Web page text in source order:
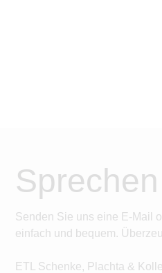
Senden Sie uns eine E-Mail
einfach und bequem.
ETL Schenke, Plachta &